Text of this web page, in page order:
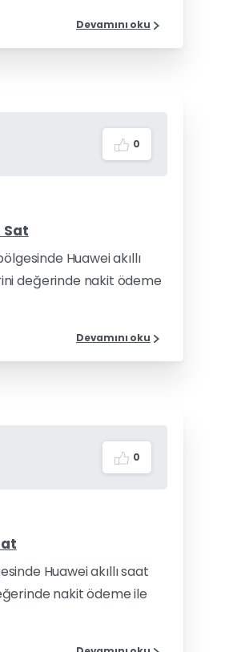
Devamını oku
0
Sat
Huawei akıllı
değerinde nakit ödeme
Devamını oku
0
Huawei akıllı saat
nakit ödeme ile